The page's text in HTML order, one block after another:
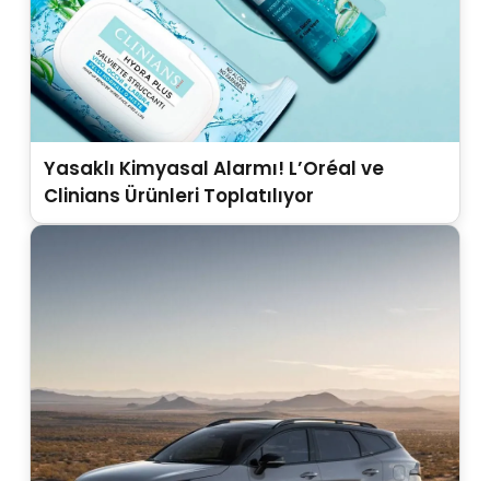
Yasaklı Kimyasal Alarmı! L’Oréal ve
Clinians Ürünleri Toplatılıyor